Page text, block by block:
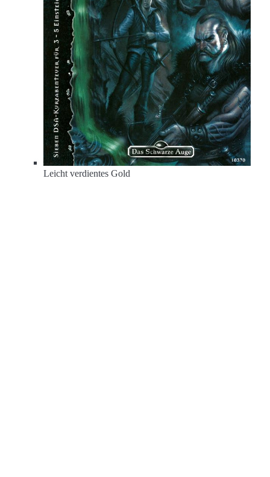
Leicht verdientes Gold